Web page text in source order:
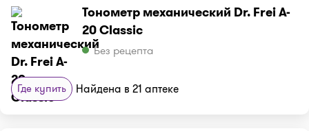
Тонометр механический Dr. Frei A-
20 Classic
Без рецепта
Где купить Найдена в 21 аптеке